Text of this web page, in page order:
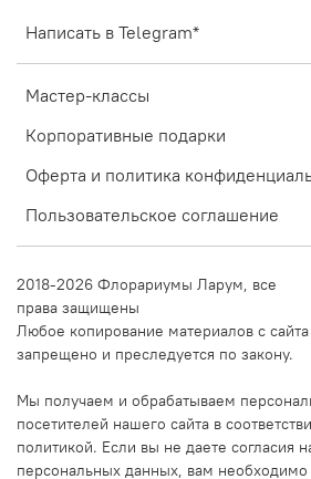
Написать в Telegram*
Мастер-классы
Корпоративные подарки
Оферта и политика
Пользовательское соглашение
2018-2026 Флорариумы Ларум, все
права защищены
Любое копирование материалов с сайта
запрещено и преследуется по закону.
Мы получаем и обрабатываем
посетителей нашего сайта в
политикой. Если вы не даете согласия
персональных данных, вам